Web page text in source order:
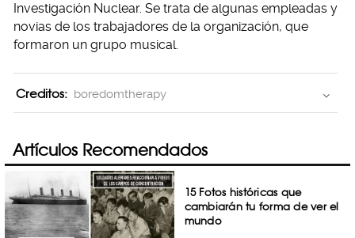
Investigación Nuclear. Se trata de algunas empleadas y
novias de los trabajadores de la organización, que
formaron un grupo musical.
Creditos: boredomtherapy
Artículos Recomendados
15 Fotos históricas que
cambiarán tu forma de ver el
mundo